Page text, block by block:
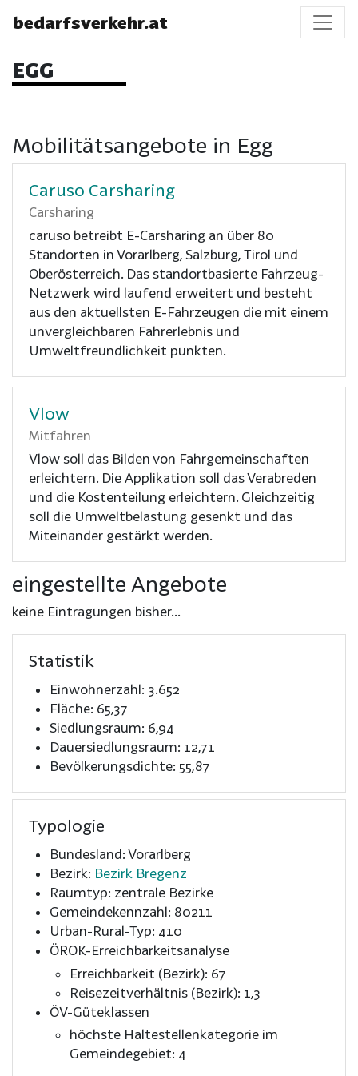
bedarfsverkehr.at
EGG
Mobilitätsangebote in Egg
Caruso Carsharing
Carsharing
caruso betreibt E-Carsharing an über 80
Standorten in Vorarlberg, Salzburg, Tirol und
Oberösterreich. Das standortbasierte Fahrzeug-
Netzwerk wird laufend erweitert und besteht
aus den aktuellsten E-Fahrzeugen die mit einem
unvergleichbaren Fahrerlebnis und
Umweltfreundlichkeit punkten.
Vlow
Mitfahren
Vlow soll das Bilden von Fahrgemeinschaften
erleichtern. Die Applikation soll das Verabreden
und die Kostenteilung erleichtern. Gleichzeitig
soll die Umweltbelastung gesenkt und das
Miteinander gestärkt werden.
eingestellte Angebote
keine Eintragungen bisher...
Statistik
Einwohnerzahl: 3.652
Fläche: 65,37
Siedlungsraum: 6,94
Dauersiedlungsraum: 12,71
Bevölkerungsdichte: 55,87
Typologie
Bundesland: Vorarlberg
Bezirk: Bezirk Bregenz
Raumtyp: zentrale Bezirke
Gemeindekennzahl: 80211
Urban-Rural-Typ: 410
ÖROK-Erreichbarkeitsanalyse
Erreichbarkeit (Bezirk): 67
Reisezeitverhältnis (Bezirk): 1,3
ÖV-Güteklassen
höchste Haltestellenkategorie im
Gemeindegebiet: 4